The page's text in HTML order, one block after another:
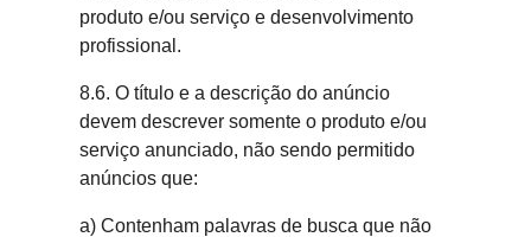
produto e/ou serviço e desenvolvimento
profissional.
8.6. O título e a descrição do anúncio
devem descrever somente o produto e/ou
serviço anunciado, não sendo permitido
anúncios que:
a) Contenham palavras de busca que não